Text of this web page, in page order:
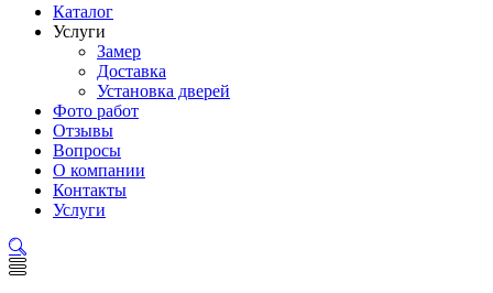
Каталог
Услуги
Замер
Доставка
Установка дверей
Фото работ
Отзывы
Вопросы
О компании
Контакты
Услуги